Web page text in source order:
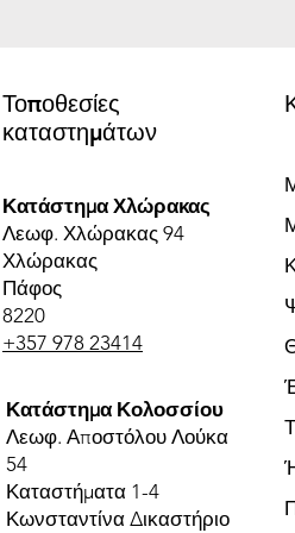
Τοποθεσίες
καταστημάτων
Κατάστημα Χλώρακας
Λεωφ. Χλώρακας 94
Χλώρακας
Πάφος
8220
+357 978 23414
Κατάστημα Κολοσσίου
Λεωφ. Αποστόλου Λούκα
54
Καταστήματα 1-4
Κωνσταντίνα Δικαστήριο